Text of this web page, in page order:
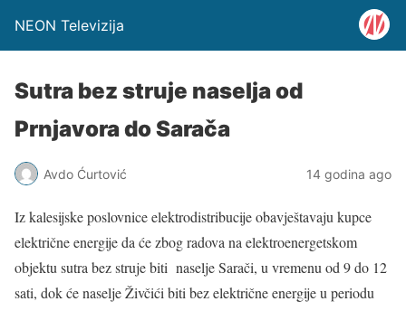
NEON Televizija
Sutra bez struje naselja od
Prnjavora do Sarača
Avdo Ćurtović 14 godina ago
Iz kalesijske poslovnice elektrodistribucije obavještavaju kupce
električne energije da će zbog radova na elektroenergetskom
objektu sutra bez struje biti naselje Sarači, u vremenu od 9 do 12
sati, dok će naselje Živčići biti bez električne energije u periodu